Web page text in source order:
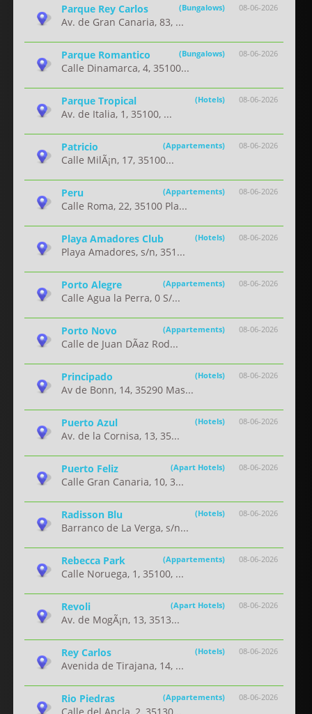
08-06-2026
Parque Rey Carlos (Bungalows)
Av. de Gran Canaria, 83, ...
08-06-2026
Parque Romantico (Bungalows)
Calle Dinamarca, 4, 35100...
08-06-2026
Parque Tropical (Hotels)
Av. de Italia, 1, 35100, ...
08-06-2026
Patricio (Appartements)
Calle MilÃ¡n, 17, 35100...
08-06-2026
Peru (Appartements)
Calle Roma, 22, 35100 Pla...
08-06-2026
Playa Amadores Club (Hotels)
Playa Amadores, s/n, 351...
08-06-2026
Porto Alegre (Appartements)
Calle Agua la Perra, 0 S/...
08-06-2026
Porto Novo (Appartements)
Calle de Juan DÃ­az Rod...
08-06-2026
Principado (Hotels)
Av de Bonn, 14, 35290 Mas...
08-06-2026
Puerto Azul (Hotels)
Av. de la Cornisa, 13, 35...
08-06-2026
Puerto Feliz (Apart Hotels)
Calle Gran Canaria, 10, 3...
08-06-2026
Radisson Blu (Hotels)
Barranco de La Verga, s/n...
08-06-2026
Rebecca Park (Appartements)
Calle Noruega, 1, 35100, ...
08-06-2026
Revoli (Apart Hotels)
Av. de MogÃ¡n, 13, 3513...
08-06-2026
Rey Carlos (Hotels)
Avenida de Tirajana, 14, ...
08-06-2026
Rio Piedras (Appartements)